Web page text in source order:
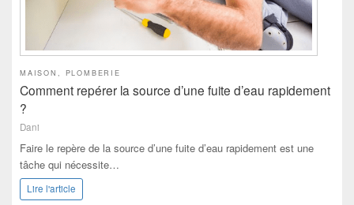
MAISON , PLOMBERIE
Comment repérer la source d’une fuite d’eau rapidement
?
Dani
Faire le repère de la source d’une fuite d’eau rapidement est une
tâche qui nécessite…
Lire l'article